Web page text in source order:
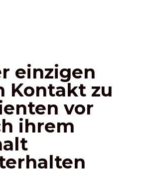
einzigen
Kontakt zu
vor
ihrem